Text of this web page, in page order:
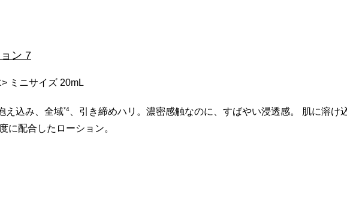
ン 7
ミニサイズ 20mL
え込み、全域*4
、引き締めハリ。濃密感触なのに、すばやい浸透感。 肌に溶け
に配合したローション。